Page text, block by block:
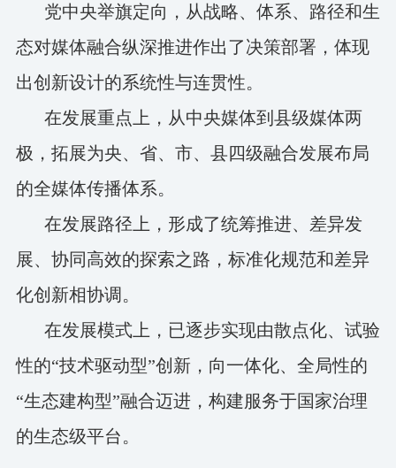
党中央举旗定向，从战略、体系、路径和生
态对媒体融合纵深推进作出了决策部署，体现
出创新设计的系统性与连贯性。
在发展重点上，从中央媒体到县级媒体两
极，拓展为央、省、市、县四级融合发展布局
的全媒体传播体系。
在发展路径上，形成了统筹推进、差异发
展、协同高效的探索之路，标准化规范和差异
化创新相协调。
在发展模式上，已逐步实现由散点化、试验
性的“技术驱动型”创新，向一体化、全局性的
“生态建构型”融合迈进，构建服务于国家治理
的生态级平台。